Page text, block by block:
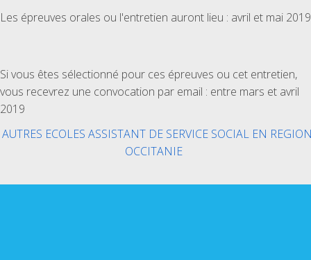
Les épreuves orales ou l'entretien auront lieu : avril et mai 2019
Si vous êtes sélectionné pour ces épreuves ou cet entretien,
vous recevrez une convocation par email : entre mars et avril
2019
AUTRES ECOLES ASSISTANT DE SERVICE SOCIAL EN
OCCITANIE